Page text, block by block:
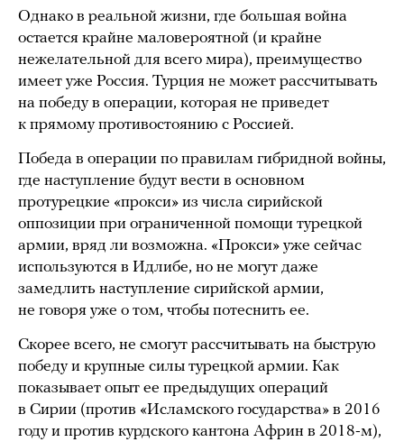
Однако в реальной жизни, где большая война
остается крайне маловероятной (и крайне
нежелательной для всего мира), преимущество
имеет уже Россия. Турция не может рассчитывать
на победу в операции, которая не приведет
к прямому противостоянию с Россией.
Победа в операции по правилам гибридной войны,
где наступление будут вести в основном
протурецкие «прокси» из числа сирийской
оппозиции при ограниченной помощи турецкой
армии, вряд ли возможна. «Прокси» уже сейчас
используются в Идлибе, но не могут даже
замедлить наступление сирийской армии,
не говоря уже о том, чтобы потеснить ее.
Скорее всего, не смогут рассчитывать на быструю
победу и крупные силы турецкой армии. Как
показывает опыт ее предыдущих операций
в Сирии (против «Исламского государства» в 2016
году и против курдского кантона Африн в 2018-м),